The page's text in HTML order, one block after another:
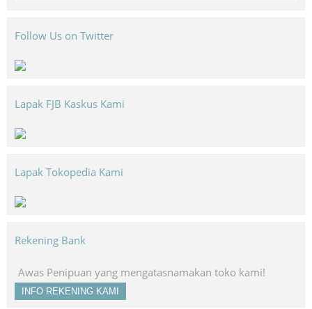
Follow Us on Twitter
Lapak FJB Kaskus Kami
Lapak Tokopedia Kami
Rekening Bank
Awas Penipuan yang mengatasnamakan toko kami!
INFO REKENING KAMI